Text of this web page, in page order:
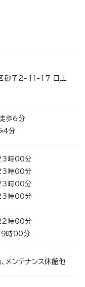
砂子2-11-17 日土
徒歩6分
歩4分
時00分
時00分
時00分
時00分
時00分
時00分
メンテナンス休館他